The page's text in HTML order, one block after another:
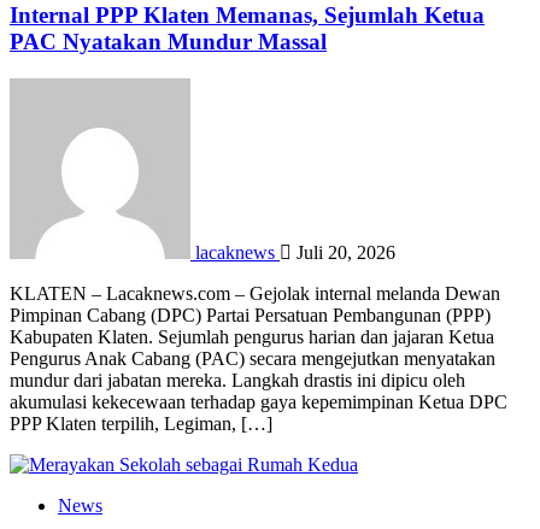
Internal PPP Klaten Memanas, Sejumlah Ketua
PAC Nyatakan Mundur Massal
lacaknews
Juli 20, 2026
KLATEN – Lacaknews.com – Gejolak internal melanda Dewan
Pimpinan Cabang (DPC) Partai Persatuan Pembangunan (PPP)
Kabupaten Klaten. Sejumlah pengurus harian dan jajaran Ketua
Pengurus Anak Cabang (PAC) secara mengejutkan menyatakan
mundur dari jabatan mereka. Langkah drastis ini dipicu oleh
akumulasi kekecewaan terhadap gaya kepemimpinan Ketua DPC
PPP Klaten terpilih, Legiman, […]
News